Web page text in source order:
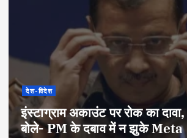
देश-विदेश
इंस्टाग्राम अकाउंट पर रोक का
बोले- PM के दबाव में न झुके Meta